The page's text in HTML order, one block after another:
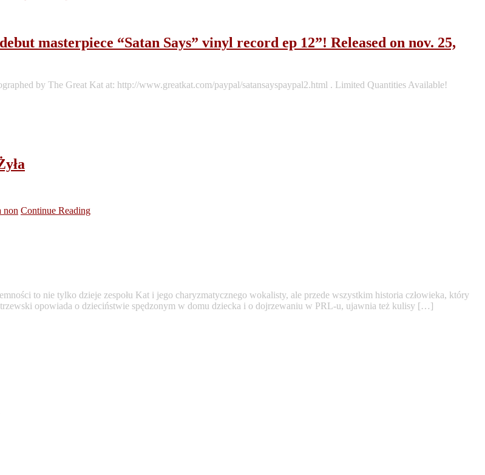
masterpiece “Satan Says” vinyl record ep 12”! Released on nov. 25,
by The Great Kat at: http://www.greatkat.com/paypal/satansayspaypal2.html . Limited Quantities Available!
non Continue Reading
to nie tylko dzieje zespołu Kat i jego charyzmatycznego wokalisty, ale przede wszystkim historia człowieka, który
opowiada o dzieciństwie spędzonym w domu dziecka i o dojrzewaniu w PRL-u, ujawnia też kulisy […]